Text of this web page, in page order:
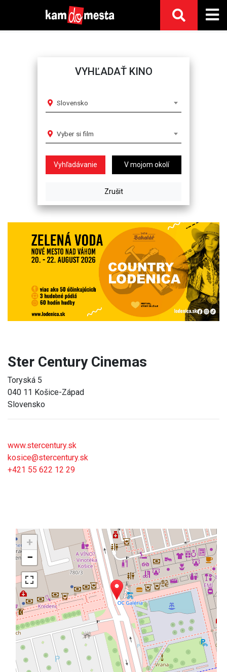
VYHĽADAŤ KINO
Slovensko
Vyber si film
V mojom okolí
Next
Ster Century Cinemas
Toryská 5
040 11 Košice-Západ
Slovensko
www.stercentury.sk
kosice@stercentury.sk
+421 55 622 12 29
+
−